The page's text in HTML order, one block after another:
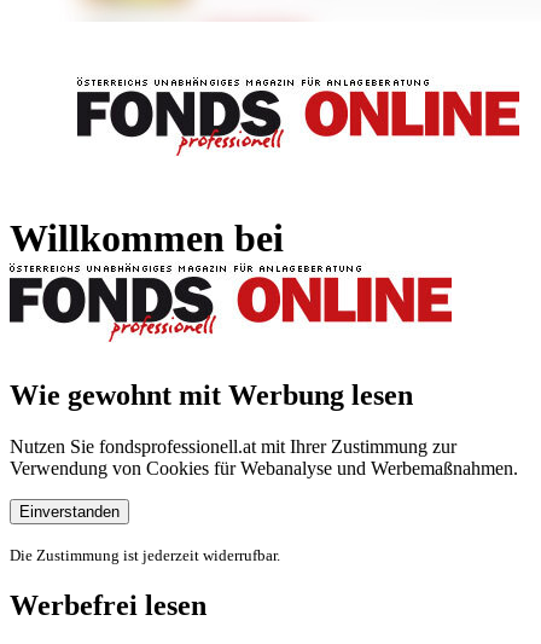
Willkommen bei
Wie gewohnt mit Werbung lesen
Nutzen Sie fondsprofessionell.at mit Ihrer Zustimmung zur
Verwendung von Cookies für Webanalyse und Werbemaßnahmen.
Einverstanden
Die Zustimmung ist jederzeit widerrufbar.
Werbefrei lesen